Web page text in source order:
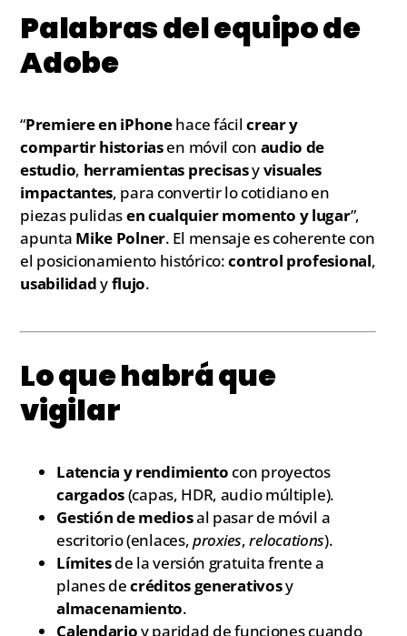
Palabras del equipo de
Adobe
“Premiere en iPhonehace fácilcrear y
compartir historiasen móvil con audio de
estudio, herramientas precisasyvisuales
impactantes, para convertir lo cotidiano en
piezas pulidasen cualquier momento y lugar”,
apunta Mike Polner. El mensaje es coherente con
el posicionamiento histórico:control profesional,
usabilidadyflujo.
Lo que habrá que
vigilar
Latencia y rendimiento con proyectos
cargados(capas, HDR, audio múltiple).
Gestión de mediosal pasar de móvil a
escritorio (enlaces,proxies,relocations).
Límitesde la versión gratuita frente a
planes decréditos generativosy
almacenamiento.
Calendarioy paridad de funciones cuando